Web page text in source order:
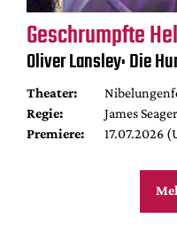
Geschrumpfte
Oliver Lansley: Die
Theater:
Regie:
James
Premiere:
17.07.2026